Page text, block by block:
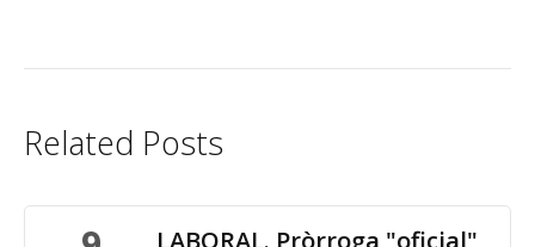
Related Posts
LABORAL. Pròrroga "oficial"